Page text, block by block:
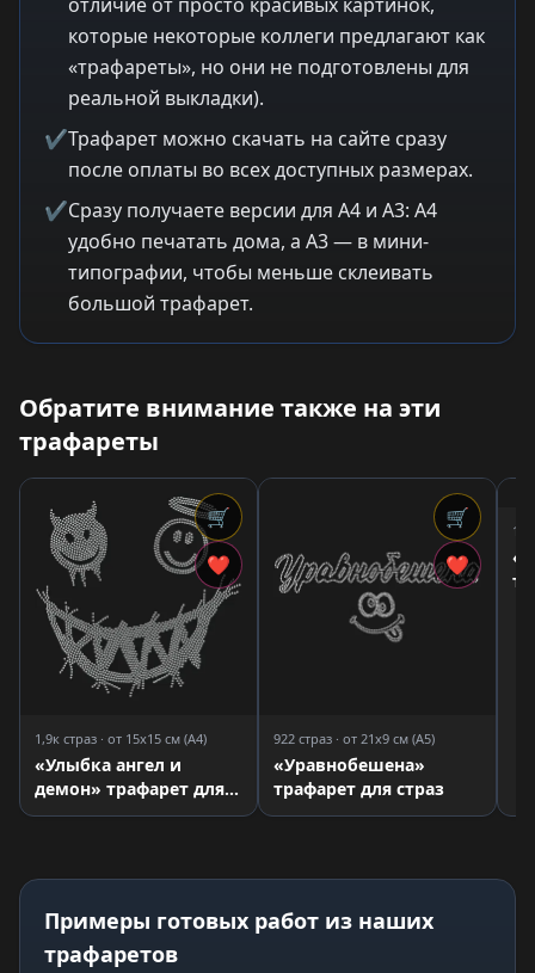
которые некоторые коллеги предлагают как
«трафареты», но они не подготовлены для
реальной выкладки).
✔Трафарет можно скачать на сайте сразу
после оплаты во всех доступных размерах.
✔Сразу получаете версии для A4 и A3: A4
удобно печатать дома, а A3 — в мини-
типографии, чтобы меньше склеивать
большой трафарет.
Обратите внимание также на эти
трафареты
🛒
❤
1,9к страз · от 15x15 см (A4)
«Улыбка ангел и
демон» трафарет для
страз
🛒
❤
922 страз · от 21x9 см (A5)
«Уравнобешена»
трафарет для страз
Примеры готовых работ из наших
трафаретов